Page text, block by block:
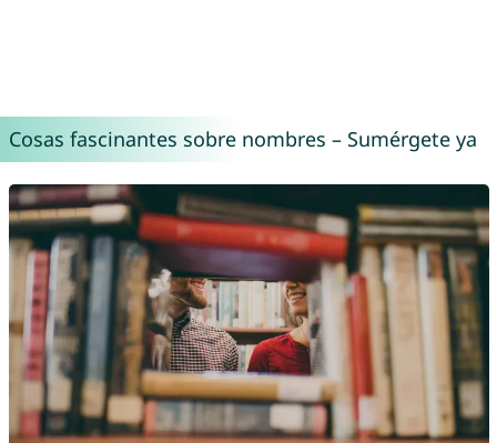
Cosas fascinantes sobre nombres – Sumérgete ya